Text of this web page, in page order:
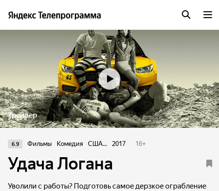
Трейлер
6.9 Фильмы Комедия США... 2017 16+
Удача Логана
Уволили с работы? Подготовь самое дерзкое ограбление